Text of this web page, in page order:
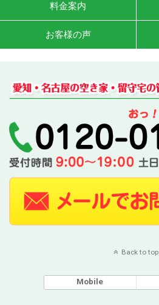
料金案内
お客様の声
Back to top
Mobile